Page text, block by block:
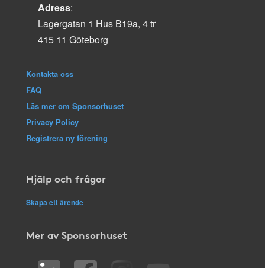
Adress:
Lagergatan 1 Hus B19a, 4 tr
415 11 Göteborg
Kontakta oss
FAQ
Läs mer om Sponsorhuset
Privacy Policy
Registrera ny förening
Hjälp och frågor
Skapa ett ärende
Mer av Sponsorhuset